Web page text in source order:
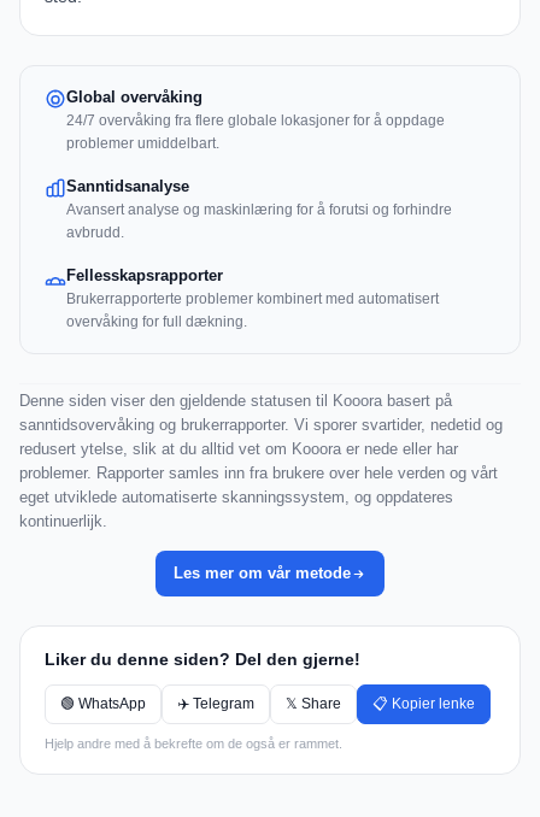
Global overvåking
24/7 overvåking fra flere globale lokasjoner for å oppdage
problemer umiddelbart.
Sanntidsanalyse
Avansert analyse og maskinlæring for å forutsi og forhindre
avbrudd.
Fellesskapsrapporter
Brukerrapporterte problemer kombinert med automatisert
overvåking for full dækning.
Denne siden viser den gjeldende statusen til Kooora basert på
sanntidsovervåking og brukerrapporter. Vi sporer svartider, nedetid og
redusert ytelse, slik at du alltid vet om Kooora er nede eller har
problemer. Rapporter samles inn fra brukere over hele verden og vårt
eget utviklede automatiserte skanningssystem, og oppdateres
kontinuerlijk.
Les mer om vår metode
Liker du denne siden? Del den gjerne!
🟢 WhatsApp ✈️ Telegram 𝕏 Share 📋 Kopier lenke
Hjelp andre med å bekrefte om de også er rammet.